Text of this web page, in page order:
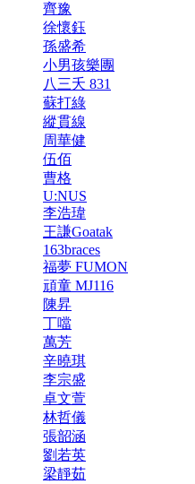
齊豫
徐懷鈺
孫盛希
小男孩樂團
八三夭 831
蘇打綠
縱貫線
周華健
伍佰
曹格
U:NUS
李浩瑋
王謙Goatak
163braces
福夢 FUMON
頑童 MJ116
陳昇
丁噹
萬芳
辛曉琪
李宗盛
卓文萱
林哲儀
張韶涵
劉若英
梁靜茹